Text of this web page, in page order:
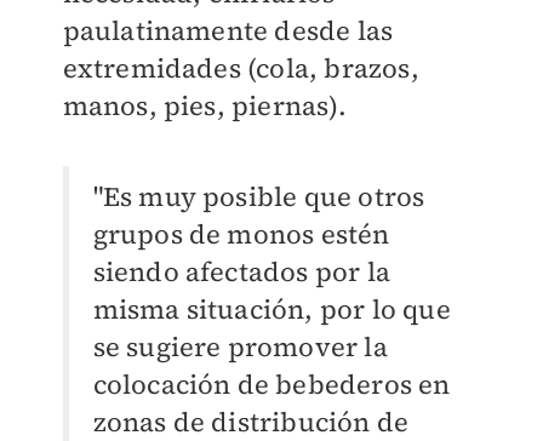
paulatinamente desde las
extremidades (cola, brazos,
manos, pies, piernas).
"Es muy posible que otros
grupos de monos estén
siendo afectados por la
misma situación, por lo que
se sugiere promover la
colocación de bebederos en
zonas de distribución de